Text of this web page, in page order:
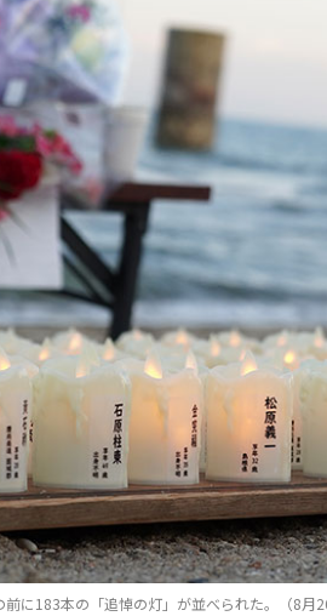
前に183本の「追悼の灯」が並べられた。（8月